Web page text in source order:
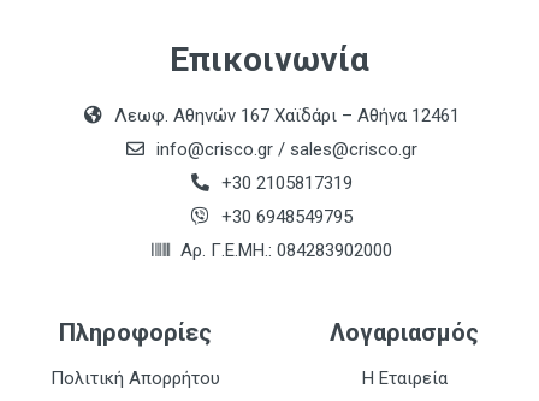
Επικοινωνία
Λεωφ. Αθηνών 167 Χαϊδάρι – Αθήνα 12461
info@crisco.gr / sales@crisco.gr
+30 2105817319
+30 6948549795
Αρ. Γ.Ε.ΜΗ.: 084283902000
Πληροφορίες
Πολιτική Απορρήτου
Λογαριασμός
Η Εταιρεία